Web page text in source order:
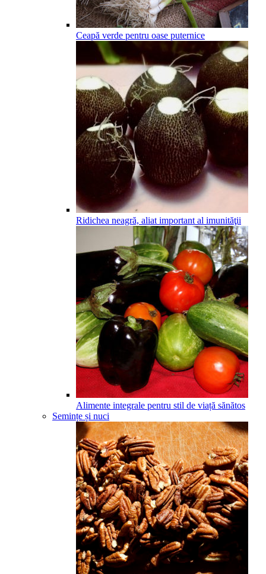
Ceapă verde pentru oase puternice
Ridichea neagră, aliat important al imunităţii
Alimente integrale pentru stil de viață sănătos
Semințe și nuci